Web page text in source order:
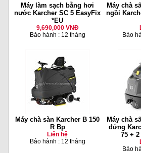
Máy làm sạch bằng hơi
nước Karcher SC 5 EasyFix
*EU
9,690,000 VNĐ
Bảo hành : 12 tháng
Máy chà
ngồi
Bảo
Máy chà sàn Karcher B 150
R Bp
Liên hệ
Bảo hành : 12 tháng
Máy chà
đứng
75 + 2
Bảo